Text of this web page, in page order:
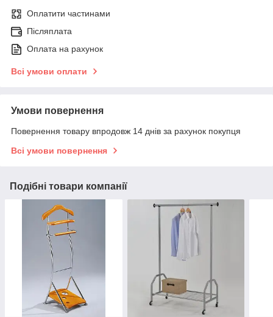
Оплатити частинами
Післяплата
Оплата на рахунок
Всі умови оплати
Умови повернення
Повернення товару впродовж 14 днів за рахунок покупця
Всі умови повернення
Подібні товари компанії